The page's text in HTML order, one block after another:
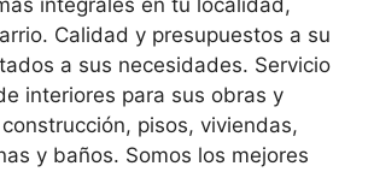
integrales en tu localidad,
Calidad y presupuestos a su
a sus necesidades. Servicio
interiores para sus obras y
pisos, viviendas,
y baños. Somos los mejores